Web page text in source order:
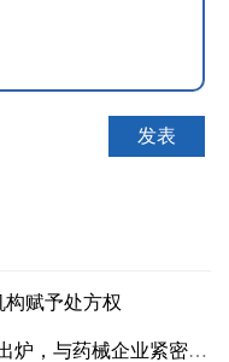
赋予处方权
，与药械企业紧密相关